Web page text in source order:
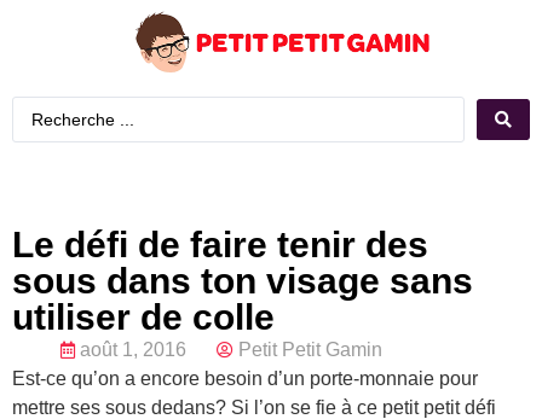
Le défi de faire tenir des
sous dans ton visage sans
utiliser de colle
août 1, 2016
Petit Petit Gamin
Est-ce qu’on a encore besoin d’un porte-monnaie pour
mettre ses sous dedans? Si l’on se fie à ce petit petit défi